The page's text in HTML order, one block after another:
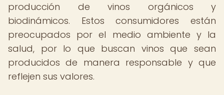
producción de vinos orgánicos y
biodinámicos. Estos consumidores están
preocupados por el medio ambiente y la
salud, por lo que buscan vinos que sean
producidos de manera responsable y que
reflejen sus valores.